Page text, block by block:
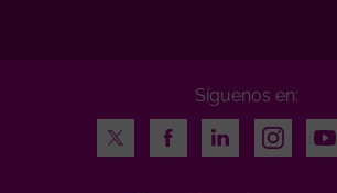
Síguenos en:
Twitter
FacebookLinkedInInstagram